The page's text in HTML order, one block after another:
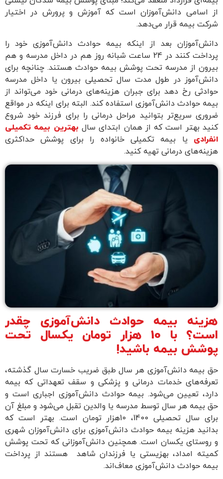
از اسامی دانش‌آموزان است که آموزش و پرورش در اختیار
شرکت بیمه قرار می‌دهد.
دانش‌آموزان بعد از اینکه بیمه حوادث دانش‌آموزی خود را
پرداخت کنند در 24 ساعت شبانه روز هم در داخل مدرسه و هم
بیرون از مدرسه تحت پوشش بیمه حوادث هستند. چنانچه برای
دانش‌آموز در طول مدت سال تحصیلی بیرون یا داخل مدرسه
حوادثی رخ دهد برای جبران هزینه‌های درمانی خود می‌تواند از
بیمه حوادث دانش‌آموزی استفاده کند. البته برای اینکه در مواقع
ضروری سریع‌تر بتوانید مراحل درمانی را برای فرزند خود شروع
کنید بهتر است که از همان ابتدای سال بهترین بیمه تکمیلی
انفرادی یا بیمه تکمیلی خانواده را برای پوشش حداکثری
هزینه‌های درمانی تهیه کنید.
هزینه بیمه حوادث دانش‌آموزی چقدر
است؟ با 10 هزار تومان یکسال تحت
پوشش بیمه باشید!
حق بیمه دانش‌آموزی هر سال طبق ضریب خسارت سال گذشته،
تعرفه‌های خدمات درمانی و پزشکی و سقف تعهداتی که بیمه
دارد، تعیین می‌شود. بیمه حوادث دانش‌آموزی اجباری است و
حق بیمه هر سال توسط مدرسه یا والدین تقبل می‌شود و مبلغ آن
برای سال تحصیلی 1400، 10هزار تومان است. بهتر است که
بدانید هزینه بیمه حوادث دانش‌آموزی برای دانش‌آموزان شهری
و روستای یکسان است. همچنین دانش‌آموزانی که تحت پوشش
کمیته امداد، بهزیستی یا فرزندان شاهد هستند از پرداخت
بیمه حوادث دانش‌آموزی معاف‌اند.